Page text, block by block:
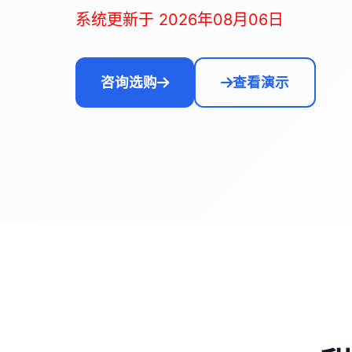
系统更新于 2026年08月06日
咨询选购 查看演示